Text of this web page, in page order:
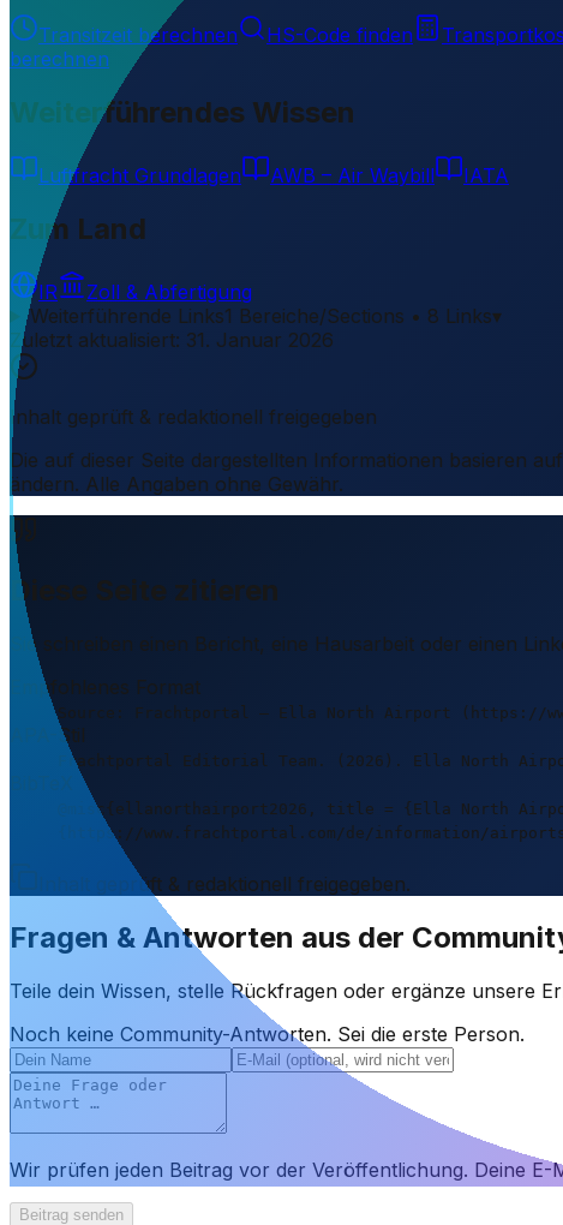
Transitzeit berechnen HS-Code finden
berechnen
Weiterführendes Wissen
Luftfracht Grundlagen AWB – Air Waybill IATA
Zum Land
IR
Zoll & Abfertigung
Weiterführende Links1 Bereiche/Sections • 8 Links▾
Zuletzt aktualisiert: 31. Januar 2026
Inhalt geprüft & redaktionell freigegeben
Die auf dieser Seite dargestellten Informationen basieren
ändern. Alle Angaben ohne Gewähr.
Diese Seite zitieren
Sie schreiben einen Bericht, eine Hausarbeit oder einen
Empfohlenes Format
Source: Frachtportal – Ella North Airport (https://
APA-Stil
Frachtportal Editorial Team. (2026). Ella North
@misc{ellanorthairport2026, title = {Ella North
{https://www.frachtportal.com/de/information/
Inhalt geprüft & redaktionell freigegeben.
Fragen & Antworten aus der
Teile dein Wissen, stelle Rückfragen oder ergänze unsere
Noch keine Community-Antworten. Sei die erste Person.
Wir prüfen jeden Beitrag vor der Veröffentlichung. Deine E-
Beitrag senden